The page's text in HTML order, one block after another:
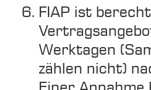
FIAP ist
Werktagen
zählen nicht)